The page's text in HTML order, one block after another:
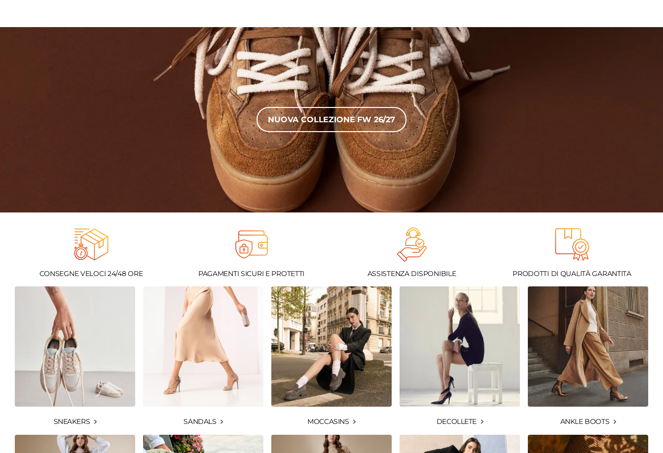
NUOVA COLLEZIONE FW 26/27
CONSEGNE VELOCI 24/48 ORE PAGAMENTI SICURI E PROTETTI ASSISTENZA DISPONIBILE PRODOTTI DI QUALITÀ GARANTITA
SNEAKERS SANDALS MOCCASINS DECOLLETE ANKLE BOOTS